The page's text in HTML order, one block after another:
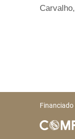
Financiado